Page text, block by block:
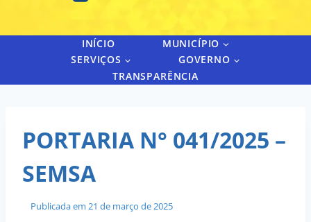
INÍCIO
MUNICÍPIO
SERVIÇOS
GOVERNO
TRANSPARÊNCIA
PORTARIA N° 041/2025 –
SEMSA
Publicada em 21 de março de 2025